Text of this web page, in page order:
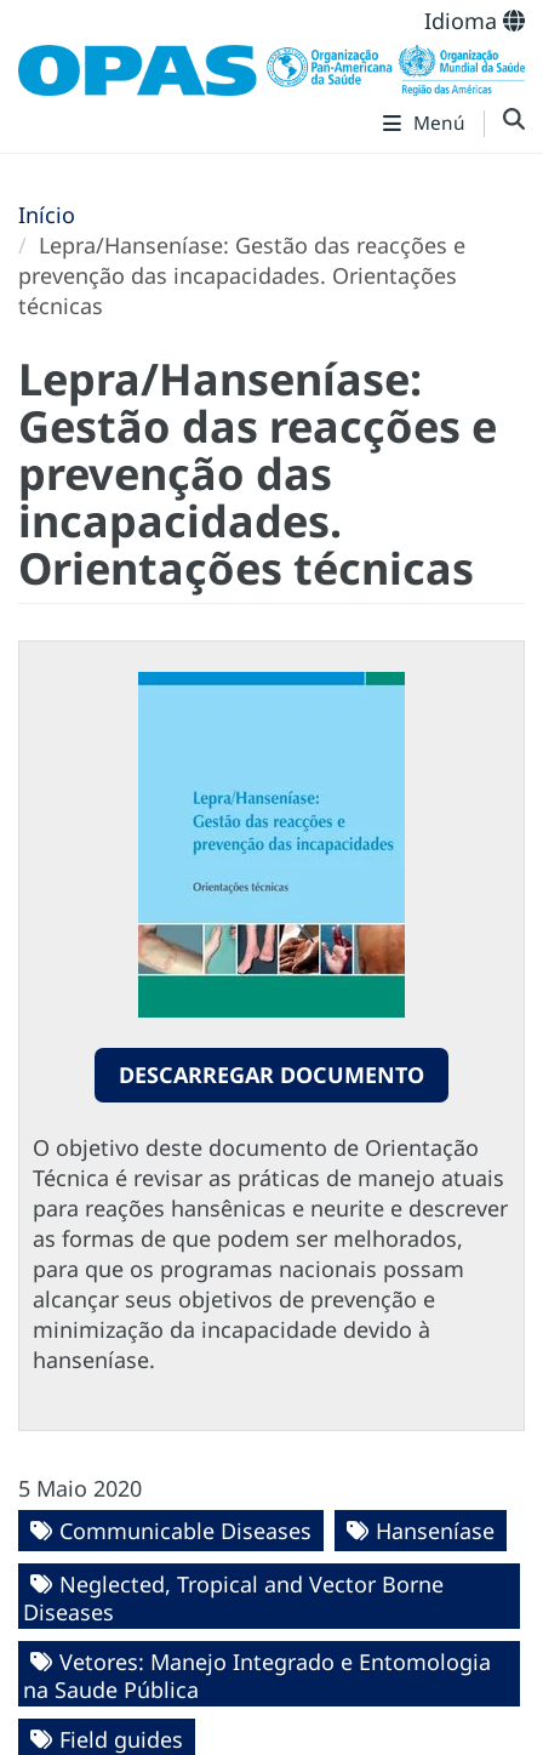
Idioma
Menú
Início
Lepra/Hanseníase: Gestão das reacções e
prevenção das incapacidades. Orientações
técnicas
Lepra/Hanseníase:
Gestão das reacções e
prevenção das
incapacidades.
Orientações técnicas
DESCARREGAR DOCUMENTO
O objetivo deste documento de Orientação
Técnica é revisar as práticas de manejo atuais
para reações hansênicas e neurite e descrever
as formas de que podem ser melhorados,
para que os programas nacionais possam
alcançar seus objetivos de prevenção e
minimização da incapacidade devido à
hanseníase.
5 Maio 2020
Communicable Diseases
Hanseníase
Neglected, Tropical and Vector Borne
Diseases
Vetores: Manejo Integrado e Entomologia
na Saude Pública
Field guides